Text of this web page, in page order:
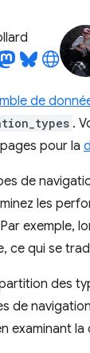
de
.
pour la
de
les
exemple,
ce qui se
des
de
examinant